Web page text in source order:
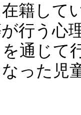
籍して
行う心
通じて
った児